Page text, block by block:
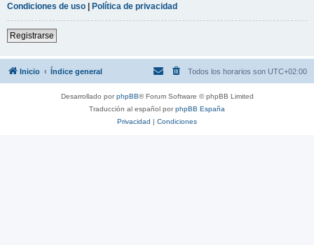
Condiciones de uso | Política de privacidad
Registrarse
Inicio Índice general Todos los horarios son UTC+02:00
Desarrollado porphpBB® Forum Software © phpBB Limited
Traducción al español porphpBB España
Privacidad | Condiciones